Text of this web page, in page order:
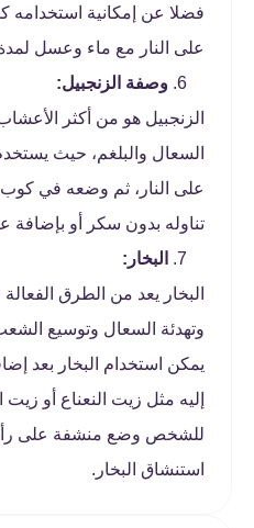
فضلا عن إمكانية
على النار مع ماء وعسل لمدة 10
وصفة الزنجبيل:
الزنجبيل هو من أكثر
السعال والبلغم، حيث
على النار، ثم وضعه في كوب
تناوله بدون سكر أو بإضافة
البخار:
البخار يعد من الطرق
وتهدئة السعال وتوسيع الشعب
يمكن استخدام البخار بعد
إليه مثل زيت النعناع أو
للشخص وضع منشفة على
استنشاق البخار.